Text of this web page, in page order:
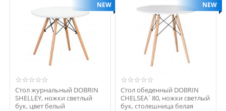
NEW
Стол журнальный DOBRIN
SHELLEY, ножки светлый
бук, цвет белый
NEW
Стол обеденный DOBRIN
CHELSEA`80, ножки светлый
бук, столешница белая